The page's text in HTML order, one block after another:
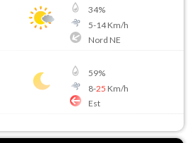
34%
5-14Km/h
Nord NE
59%
8-25 Km/h
Est